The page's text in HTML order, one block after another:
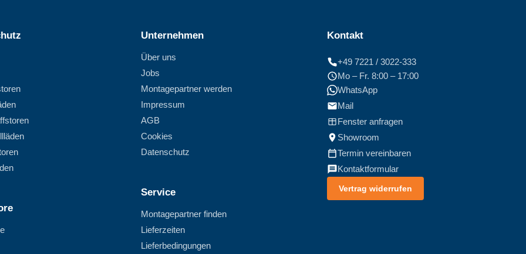
Unternehmen
Über uns
Jobs
Montagepartner werden
Impressum
AGB
Cookies
Datenschutz
Service
Montagepartner finden
Lieferzeiten
Lieferbedingungen
Kontakt
+49 7221 / 3022-333
Mo – Fr. 8:00 – 17:00
WhatsApp
Mail
Fenster anfragen
Showroom
Termin vereinbaren
Kontaktformular
Vertrag widerrufen